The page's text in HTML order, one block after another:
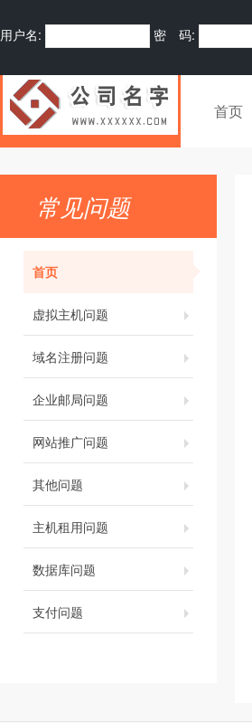
用户名: 密 码:
首页
常见问题
首页
虚拟主机问题
域名注册问题
企业邮局问题
网站推广问题
其他问题
主机租用问题
数据库问题
支付问题